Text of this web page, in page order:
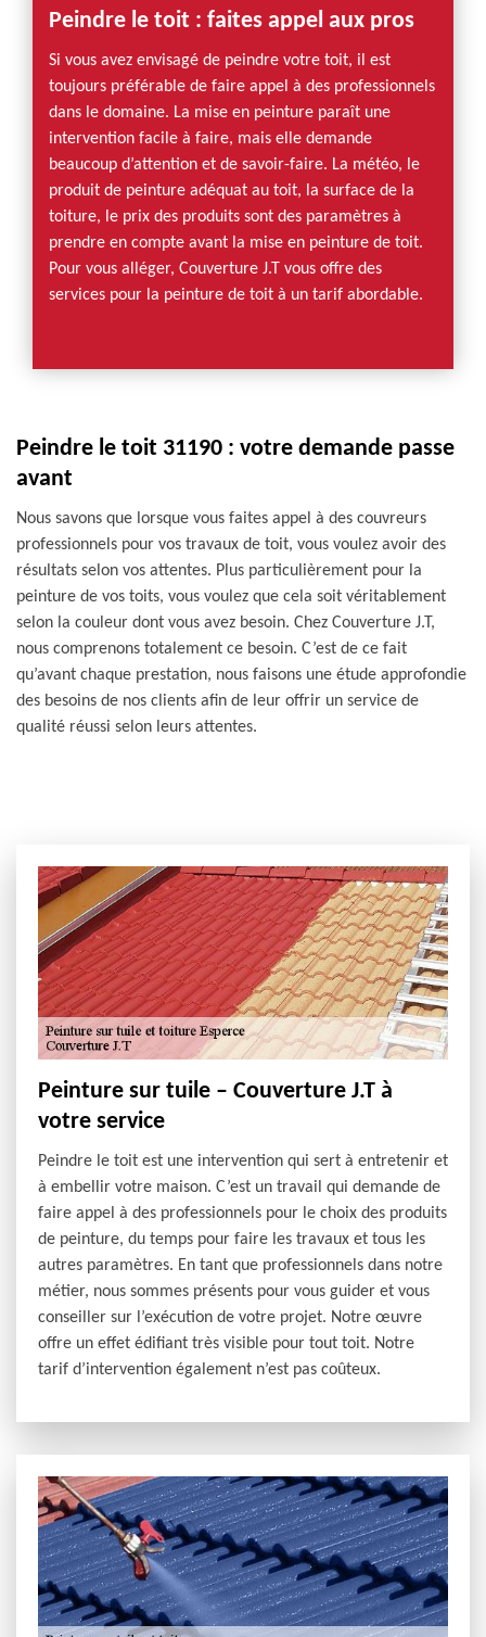
Peindre le toit : faites appel aux pros
Si vous avez envisagé de peindre votre toit, il est
toujours préférable de faire appel à des professionnels
dans le domaine. La mise en peinture paraît une
intervention facile à faire, mais elle demande
beaucoup d’attention et de savoir-faire. La météo, le
produit de peinture adéquat au toit, la surface de la
toiture, le prix des produits sont des paramètres à
prendre en compte avant la mise en peinture de toit.
Pour vous alléger, Couverture J.T vous offre des
services pour la peinture de toit à un tarif abordable.
Peindre le toit 31190 : votre demande passe
avant
Nous savons que lorsque vous faites appel à des couvreurs
professionnels pour vos travaux de toit, vous voulez avoir des
résultats selon vos attentes. Plus particulièrement pour la
peinture de vos toits, vous voulez que cela soit véritablement
selon la couleur dont vous avez besoin. Chez Couverture J.T,
nous comprenons totalement ce besoin. C’est de ce fait
qu’avant chaque prestation, nous faisons une étude approfondie
des besoins de nos clients afin de leur offrir un service de
qualité réussi selon leurs attentes.
Peinture sur tuile – Couverture J.T à
votre service
Peindre le toit est une intervention qui sert à entretenir et
à embellir votre maison. C’est un travail qui demande de
faire appel à des professionnels pour le choix des produits
de peinture, du temps pour faire les travaux et tous les
autres paramètres. En tant que professionnels dans notre
métier, nous sommes présents pour vous guider et vous
conseiller sur l’exécution de votre projet. Notre œuvre
offre un effet édifiant très visible pour tout toit. Notre
tarif d’intervention également n’est pas coûteux.